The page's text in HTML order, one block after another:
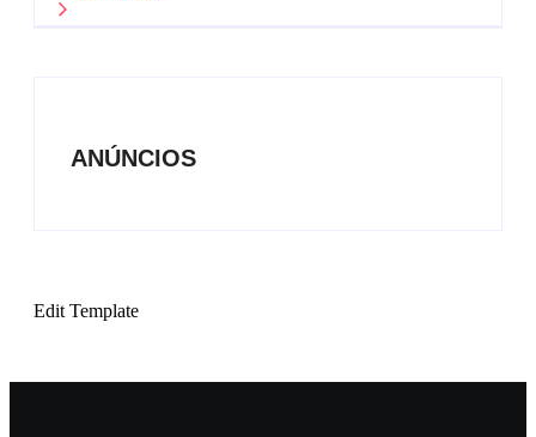
ANÚNCIOS
Edit Template